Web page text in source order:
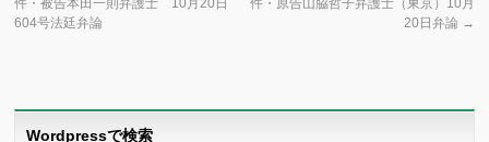
件・被告本田一則弁護士 10月20日
604号法廷弁論
件・原告山脇哲子弁護士（東京）10月
20日弁論 →
Wordpressで検索